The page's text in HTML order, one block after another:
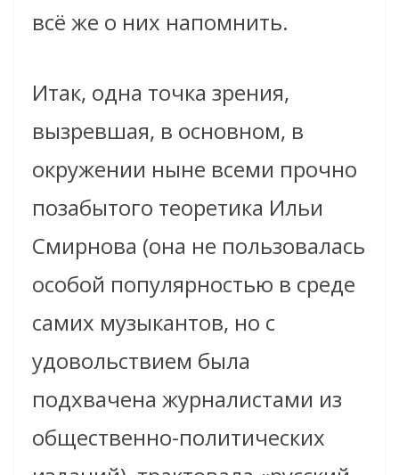
всё же о них напомнить.
Итак, одна точка зрения,
вызревшая, в основном, в
окружении ныне всеми прочно
позабытого теоретика Ильи
Смирнова (она не пользовалась
особой популярностью в среде
самих музыкантов, но с
удовольствием была
подхвачена журналистами из
общественно-политических